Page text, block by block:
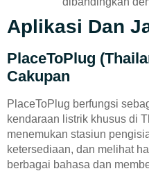
Aplikasi Dan
PlaceToPlug
Cakupan
PlaceToPlug berfungsi
kendaraan listrik khusus di
menemukan stasiun
ketersediaan, dan melihat
berbagai bahasa dan